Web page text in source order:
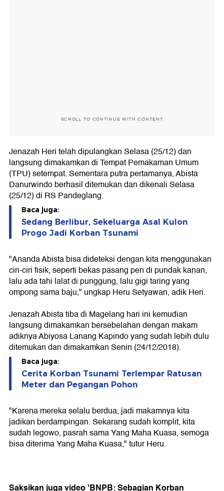
SCROLL TO CONTINUE WITH CONTENT
Jenazah Heri telah dipulangkan Selasa (25/12) dan
langsung dimakamkan di Tempat Pemakaman Umum
(TPU) setempat. Sementara putra pertamanya, Abista
Danurwindo berhasil ditemukan dan dikenali Selasa
(25/12) di RS Pandeglang.
Baca juga:
Sedang Berlibur, Sekeluarga Asal Kulon
Progo Jadi Korban Tsunami
"Ananda Abista bisa dideteksi dengan kita menggunakan
ciri-ciri fisik, seperti bekas pasang pen di pundak kanan,
lalu ada tahi lalat di punggung, lalu gigi taring yang
ompong sama baju," ungkap Heru Setyawan, adik Heri.
Jenazah Abista tiba di Magelang hari ini kemudian
langsung dimakamkan bersebelahan dengan makam
adiknya Abiyosa Lanang Kapindo yang sudah lebih dulu
ditemukan dan dimakamkan Senin (24/12/2018).
Baca juga:
Cerita Korban Tsunami Terlempar Ratusan
Meter dan Pegangan Pohon
"Karena mereka selalu berdua, jadi makamnya kita
jadikan berdampingan. Sekarang sudah komplit, kita
sudah legowo, pasrah sama Yang Maha Kuasa, semoga
bisa diterima Yang Maha Kuasa," tutur Heru.
Saksikan juga video 'BNPB: Sebagian Korban